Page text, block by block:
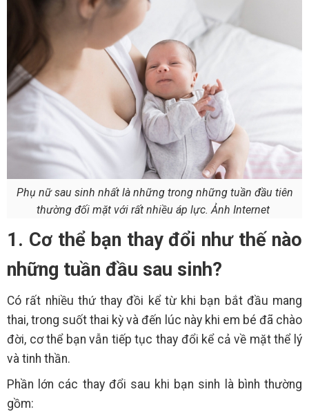
Phụ nữ sau sinh nhất là những trong những tuần đầu tiên
thường đối mặt với rất nhiều áp lực. Ảnh Internet
1. Cơ thể bạn thay đổi như thế nào
những tuần đầu sau sinh?
Có rất nhiều thứ thay đồi kể từ khi bạn bắt đầu mang
thai, trong suốt thai kỳ và đến lúc này khi em bé đã chào
đời, cơ thể bạn vẫn tiếp tục thay đổi kể cả về mặt thể lý
và tinh thần.
Phần lớn các thay đổi sau khi bạn sinh là bình thường
gồm: